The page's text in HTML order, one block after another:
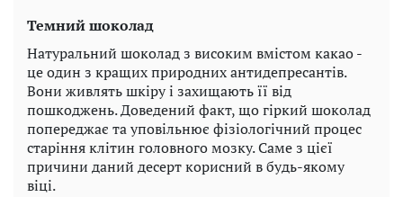
Темний шоколад
Натуральний шоколад з високим вмістом какао -
це один з кращих природних антидепресантів.
Вони живлять шкіру і захищають її від
пошкоджень. Доведений факт, що гіркий шоколад
попереджає та уповільнює фізіологічний процес
старіння клітин головного мозку. Саме з цієї
причини даний десерт корисний в будь-якому
віці.